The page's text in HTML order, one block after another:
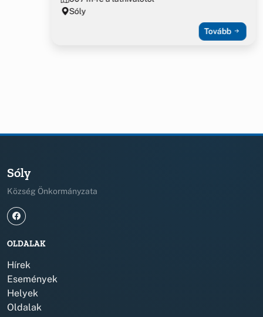
Sóly
Tovább
Sóly
Község Önkormányzata
OLDALAK
Hírek
Események
Helyek
Oldalak